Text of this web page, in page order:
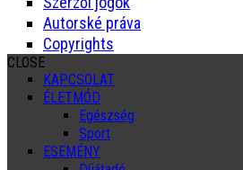
Autorské práva
Copyrights
CLOSE
KAPCSOLAT
ÉLETMÓD
Egészség
Sport
ESEMÉNY